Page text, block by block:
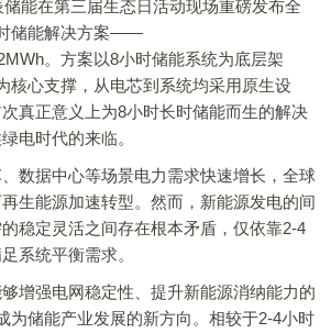
在第三届生态日活动现场重磅发布全
储能解决方案——
。方案以8小时储能系统为底层架
核心支撑，从电芯到系统均采用原生设
真正意义上为8小时长时储能而生的解决
电时代的来临。
据中心等场景电力需求快速增长，全球
生能源加速转型。然而，新能源发电的间
稳定灵活之间存在根本矛盾，仅依靠2-4
系统平衡需求。
强电网稳定性、提升新能源消纳能力的
为储能产业发展的新方向。相较于2-4小时